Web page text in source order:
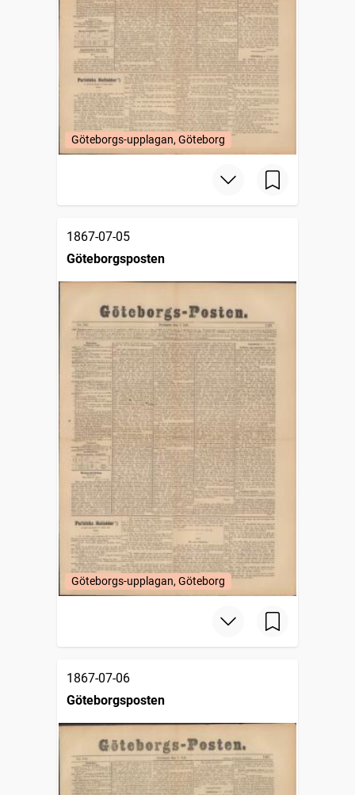
Göteborgs-upplagan, Göteborg
1867-07-05
Göteborgsposten
Göteborgs-upplagan, Göteborg
1867-07-06
Göteborgsposten